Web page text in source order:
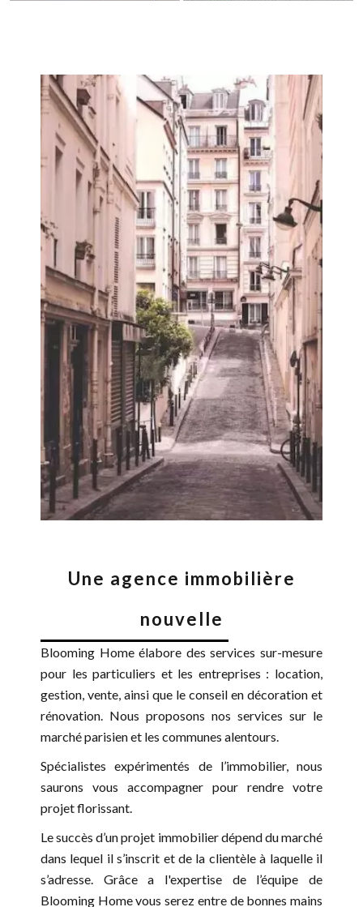
Une agence immobilière
nouvelle
Blooming Home élabore des services sur-mesure
pour les particuliers et les entreprises : location,
gestion, vente, ainsi que le conseil en décoration et
rénovation. Nous proposons nos services sur le
marché parisien et les communes alentours.
Spécialistes expérimentés de l’immobilier, nous
saurons vous accompagner pour rendre votre
projet florissant.
Le succès d’un projet immobilier dépend du marché
dans lequel il s’inscrit et de la clientèle à laquelle il
s’adresse. Grâce a l'expertise de l’équipe de
Blooming Home vous serez entre de bonnes mains